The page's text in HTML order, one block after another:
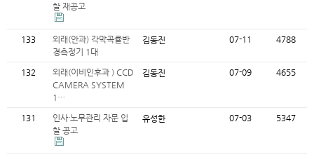
찰 재공고
133
외래(안과) 각막곡률반
경측정기 1대
김동진 07-11 4788
132
외래(이비인후과 ) CCD
CAMERA SYSTEM
1…
김동진 07-09 4655
131
인사·노무관리 자문 입
찰 공고
유성한 07-03 5347